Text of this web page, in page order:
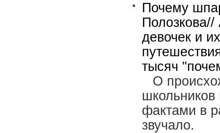
Почему
девочек и
тысяч
О
школьников
фактами в
звучало.